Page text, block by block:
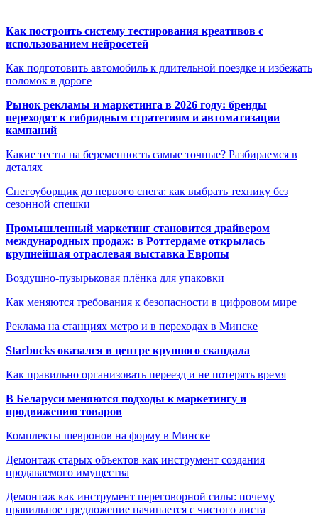
Как построить систему тестирования креативов с
использованием нейросетей
Как подготовить автомобиль к длительной поездке и избежать
поломок в дороге
Рынок рекламы и маркетинга в 2026 году: бренды
переходят к гибридным стратегиям и автоматизации
кампаний
Какие тесты на беременность самые точные? Разбираемся в
деталях
Снегоуборщик до первого снега: как выбрать технику без
сезонной спешки
Промышленный маркетинг становится драйвером
международных продаж: в Роттердаме открылась
крупнейшая отраслевая выставка Европы
Воздушно-пузырьковая плёнка для упаковки
Как меняются требования к безопасности в цифровом мире
Реклама на станциях метро и в переходах в Минске
Starbucks оказался в центре крупного скандала
Как правильно организовать переезд и не потерять время
В Беларуси меняются подходы к маркетингу и
продвижению товаров
Комплекты шевронов на форму в Минске
Демонтаж старых объектов как инструмент создания
продаваемого имущества
Демонтаж как инструмент переговорной силы: почему
правильное предложение начинается с чистого листа